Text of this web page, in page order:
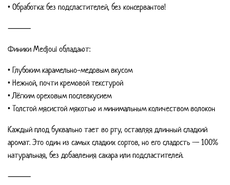
Medjoul
• Обработка: без подсластителей, без консервантов!
⸻
Финики Medjoul обладают:
• Глубоким карамельно-медовым вкусом
• Нежной, почти кремовой текстурой
• Лёгким ореховым послевкусием
• Толстой мясистой мякотью и минимальным количеством волокон
Каждый плод буквально тает во рту, оставляя длинный сладкий
аромат. Это один из самых сладких сортов, но его сладость — 100%
натуральная, без добавления сахара или подсластителей.
⸻